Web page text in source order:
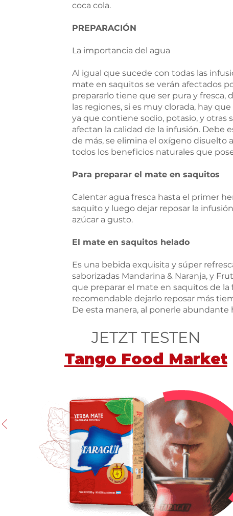
coca cola.
PREPARACIÓN
La importancia del agua
Al igual que sucede con todas las
mate en saquitos se verán afectados
prepararlo tiene que ser pura y fresca,
las regiones, si es muy clorada, hay
ya que contiene sodio, potasio, y otras
afectan la calidad de la infusión. Debe
de más, se elimina el oxígeno disuelto
todos los beneficios naturales que
Para preparar el mate en saquitos
Calentar agua fresca hasta el primer
saquito y luego dejar reposar la
azúcar a gusto.
El mate en saquitos helado
Es una bebida exquisita y súper
saborizadas Mandarina & Naranja, y
que preparar el mate en saquitos de
recomendable dejarlo reposar más
De esta manera, al ponerle abundante
JETZT TESTEN
Tango Food Market